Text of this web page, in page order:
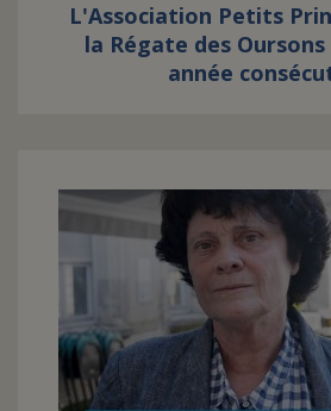
L'Association Petits
la Régate des
année